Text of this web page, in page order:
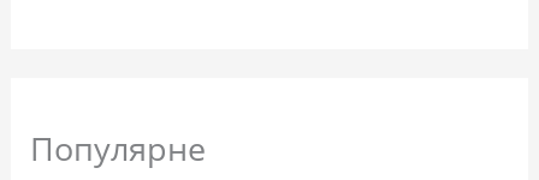
Популярне